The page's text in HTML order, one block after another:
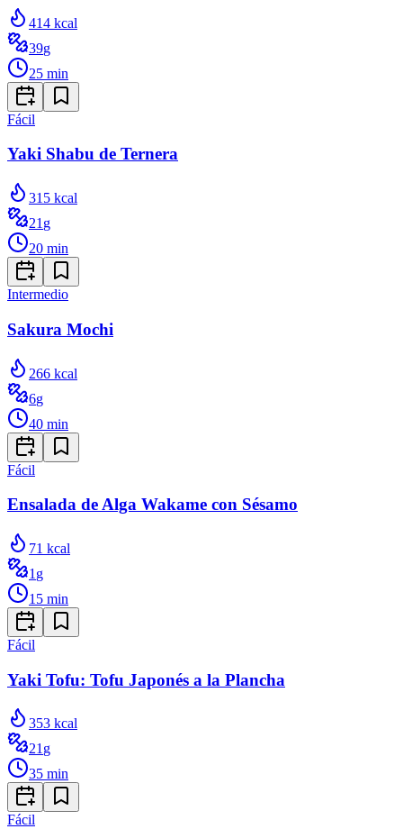
414 kcal
39g
25 min
Fácil
Yaki Shabu de Ternera
315 kcal
21 g
20 min
Intermedio
Sakura Mochi
266 kcal
6g
40 min
Fácil
Ensalada de Alga Wakame con Sésamo
71 kcal
1 g
15 min
Fácil
Yaki Tofu: Tofu Japonés a la Plancha
353 kcal
21 g
35 min
Fácil